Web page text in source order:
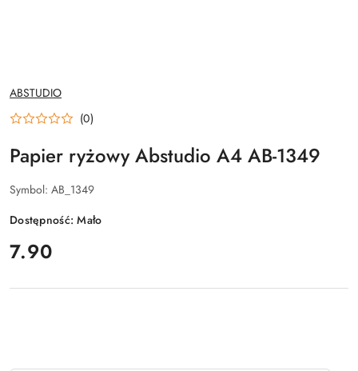
NAZWA
PRODUCENTA:
ABSTUDIO
(0)
Papier ryżowy Abstudio A4 AB-1349
Symbol: AB_1349
Dostępność:Mało
cena:
7.90